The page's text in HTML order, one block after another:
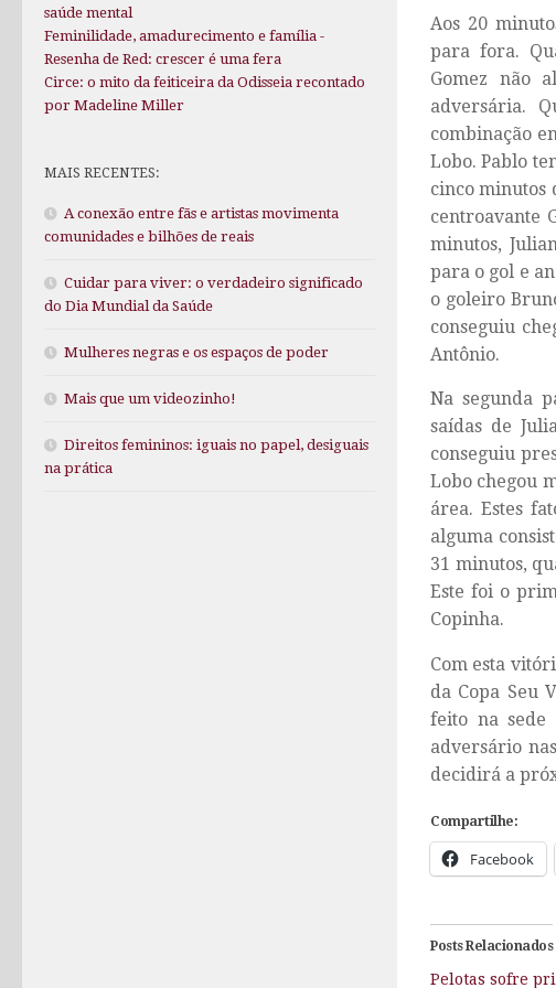
Aos 20
para fora.
Gomez não
adversária.
combinação
Lobo. Pablo
cinco minutos
centroavante
minutos,
para o gol e
o goleiro
conseguiu
Antônio.
Na segunda
saídas de
conseguiu
Lobo chegou
área. Estes
alguma
31 minutos,
Este foi o
Copinha.
Com esta
da Copa Seu
feito na sede
adversário
decidirá a
Compartilhe:
Facebook
Posts Relacionados
Pelotas sofre
saúde mental
Feminilidade, amadurecimento e família -
Resenha de Red: crescer é uma fera
Circe: o mito da feiticeira da Odisseia recontado
por Madeline Miller
MAIS RECENTES:
A conexão entre fãs e artistas movimenta
comunidades e bilhões de reais
Cuidar para viver: o verdadeiro significado
do Dia Mundial da Saúde
Mulheres negras e os espaços de poder
Mais que um videozinho!
Direitos femininos: iguais no papel, desiguais
na prática